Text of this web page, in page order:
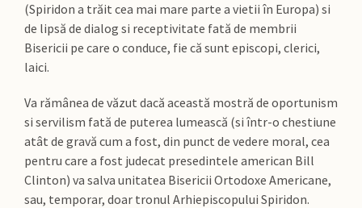
(Spiridon a trăit cea mai mare parte a vietii în Europa) si
de lipsă de dialog si receptivitate fată de membrii
Bisericii pe care o conduce, fie că sunt episcopi, clerici,
laici.
Va rămânea de văzut dacă această mostră de oportunism
si servilism fată de puterea lumească (si într-o chestiune
atât de gravă cum a fost, din punct de vedere moral, cea
pentru care a fost judecat presedintele american Bill
Clinton) va salva unitatea Bisericii Ortodoxe Americane,
sau, temporar, doar tronul Arhiepiscopului Spiridon.